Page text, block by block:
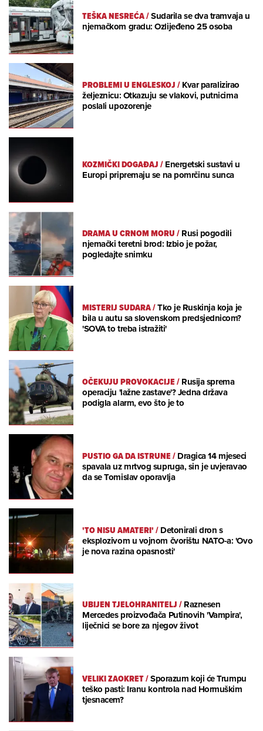
TEŠKA NESREĆA/Sudarila se dva tramvaja u
njemačkom gradu: Ozlijeđeno 25 osoba
PROBLEMI U ENGLESKOJ/Kvar paralizirao
željeznicu: Otkazuju se vlakovi, putnicima
poslali upozorenje
KOZMIČKI DOGAĐAJ/Energetski sustavi u
Europi pripremaju se na pomrčinu sunca
DRAMA U CRNOM MORU/Rusi pogodili
njemački teretni brod: Izbio je požar,
pogledajte snimku
MISTERIJ SUDARA/Tko je Ruskinja koja je
bila u autu sa slovenskom predsjednicom?
'SOVA to treba istražiti'
OČEKUJU PROVOKACIJE/Rusija sprema
operaciju 'lažne zastave'? Jedna država
podigla alarm, evo što je to
PUSTIO GA DA ISTRUNE/Dragica 14 mjeseci
spavala uz mrtvog supruga, sin je uvjeravao
da se Tomislav oporavlja
'TO NISU AMATERI'/Detonirali dron s
eksplozivom u vojnom čvorištu NATO-a: 'Ovo
je nova razina opasnosti'
UBIJEN TJELOHRANITELJ/Raznesen
Mercedes proizvođača Putinovih 'Vampira',
liječnici se bore za njegov život
VELIKI ZAOKRET/Sporazum koji će Trumpu
teško pasti: Iranu kontrola nad Hormuškim
tjesnacem?